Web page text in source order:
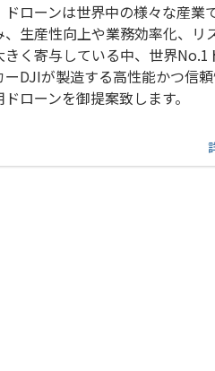
ドローンは世界中の様々な産業
、生産性向上や業務効率化、リ
きく寄与している中、世界No.1
ーDJIが製造する高性能かつ信
ローンを御提案致します。